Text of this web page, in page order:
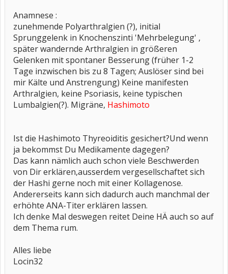
Anamnese :
zunehmende Polyarthralgien (?), initial
Sprunggelenk in Knochenszinti 'Mehrbelegung' ,
später wandernde Arthralgien in größeren
Gelenken mit spontaner Besserung (früher 1-2
Tage inzwischen bis zu 8 Tagen; Auslöser sind bei
mir Kälte und Anstrengung) Keine manifesten
Arthralgien, keine Psoriasis, keine typischen
Lumbalgien(?). Migräne, Hashimoto
Ist die Hashimoto Thyreoiditis gesichert?Und wenn
ja bekommst Du Medikamente dagegen?
Das kann nämlich auch schon viele Beschwerden
von Dir erklären,ausserdem vergesellschaftet sich
der Hashi gerne noch mit einer Kollagenose.
Andererseits kann sich dadurch auch manchmal der
erhöhte ANA-Titer erklären lassen.
Ich denke Mal deswegen reitet Deine HÄ auch so auf
dem Thema rum.
Alles liebe
Locin32